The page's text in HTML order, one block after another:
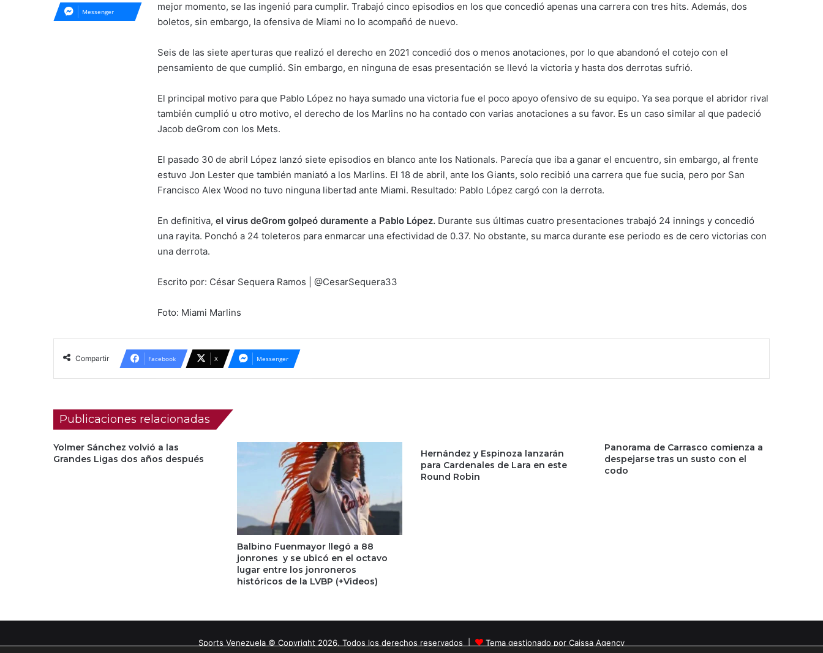
mejor momento, se las ingenió para cumplir. Trabajó cinco episodios en los que concedió apenas una carrera con tres hits. Además, dos
boletos, sin embargo, la ofensiva de Miami no lo acompañó de nuevo.
Seis de las siete aperturas que realizó el derecho en 2021 concedió dos o menos anotaciones, por lo que abandonó el cotejo con el
pensamiento de que cumplió. Sin embargo, en ninguna de esas presentación se llevó la victoria y hasta dos derrotas sufrió.
El principal motivo para que Pablo López no haya sumado una victoria fue el poco apoyo ofensivo de su equipo. Ya sea porque el abridor rival
también cumplió u otro motivo, el derecho de los Marlins no ha contado con varias anotaciones a su favor. Es un caso similar al que padeció
Jacob deGrom con los Mets.
El pasado 30 de abril López lanzó siete episodios en blanco ante los Nationals. Parecía que iba a ganar el encuentro, sin embargo, al frente
estuvo Jon Lester que también maniató a los Marlins. El 18 de abril, ante los Giants, solo recibió una carrera que fue sucia, pero por San
Francisco Alex Wood no tuvo ninguna libertad ante Miami. Resultado: Pablo López cargó con la derrota.
En definitiva, el virus deGrom golpeó duramente a Pablo López. Durante sus últimas cuatro presentaciones trabajó 24 innings y concedió
una rayita. Ponchó a 24 toleteros para enmarcar una efectividad de 0.37. No obstante, su marca durante ese periodo es de cero victorias con
una derrota.
Escrito por: César Sequera Ramos | @CesarSequera33
Foto: Miami Marlins
Messenger
Compartir Facebook X Messenger
Publicaciones relacionadas
Yolmer Sánchez volvió a las
Grandes Ligas dos años después
Balbino Fuenmayor llegó a 88
jonrones y se ubicó en el octavo
lugar entre los jonroneros
históricos de la LVBP (+Videos)
Hernández y Espinoza lanzarán
para Cardenales de Lara en este
Round Robin
Panorama de Carrasco comienza a
despejarse tras un susto con el
codo
Sports Venezuela © Copyright 2026, Todos los derechos reservados | Tema gestionado por Caissa Agency